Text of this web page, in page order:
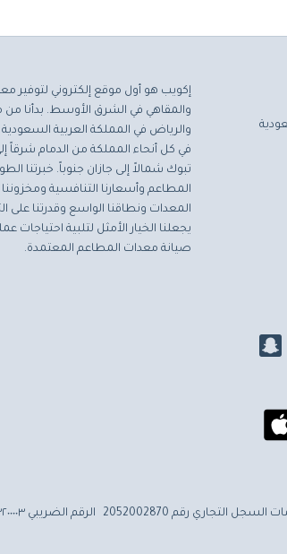
إكويب هو أول موقع إلكتروني لتوفير
والمقاهي في الشرق الأوسط. بدأنا من
والرياض في المملكة العربية السعودية
في كل أنحاء المملكة من الدمام شرقاً
تبوك شمالاً إلى جازان جنوباً. خبرتنا
المطاعم وأسعارنا التنافسية ومخزوننا
المعدات ونطاقنا الواسع وقدرتنا على
يجعلنا الخيار الأمثل لتلبية
صيانة معدات المطاعم المعتمدة.
السجل التجاري رقم 2052002870 الرقم الضريبي ٣٠٠٧٧٤٨٦٣٢٠٠٠٠٣